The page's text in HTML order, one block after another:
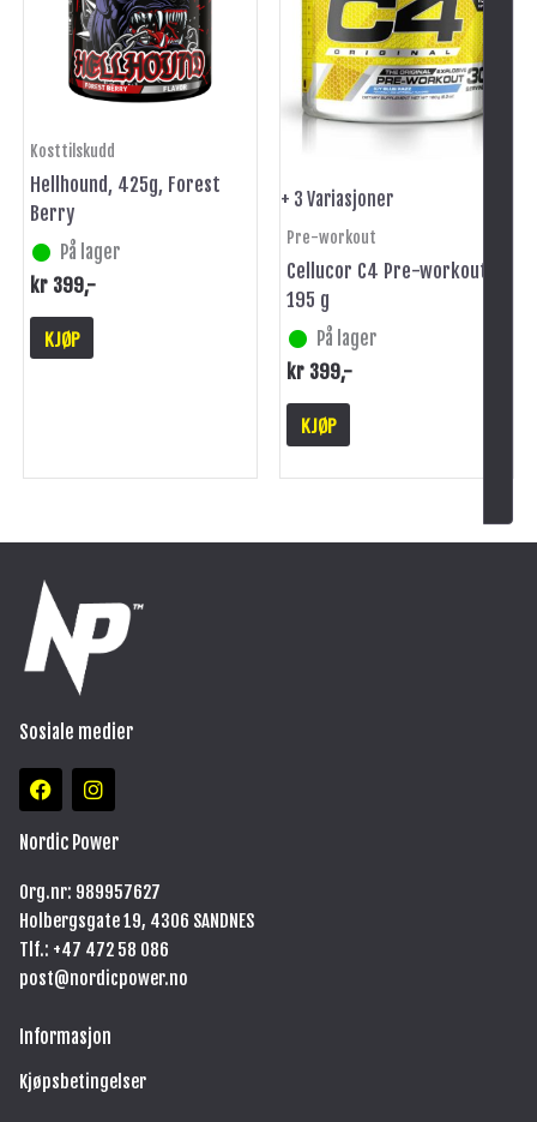
Kosttilskudd
Hellhound, 425g, Forest
Berry
På lager
kr 399,-
KJØP
+ 3 Variasjoner
Pre-workout
Cellucor C4 Pre-workout
195 g
På lager
kr 399,-
KJØP
varianter.
Alternativene
kan
velges
Sosiale medier
F
a
e
o
o
k
I
n
t
g
r
a
m
Nordic Power
Org.nr: 989957627
Holbergsgate 19, 4306 SANDNES
Tlf.: +47 472 58 086
post@nordicpower.no
Informasjon
Kjøpsbetingelser